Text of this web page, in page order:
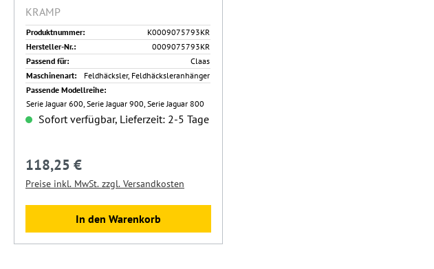
KRAMP
Produktnummer:
K0009075793KR
Hersteller-Nr.:
0009075793KR
Passend für:
Claas
Maschinenart:
Feldhäcksler, Feldhäcksleranhänger
Passende Modellreihe:
Serie Jaguar 600, Serie Jaguar 900, Serie Jaguar 800
Sofort verfügbar, Lieferzeit: 2-5 Tage
Regulärer Preis:
118,25 €
Preise inkl. MwSt. zzgl. Versandkosten
In den Warenkorb